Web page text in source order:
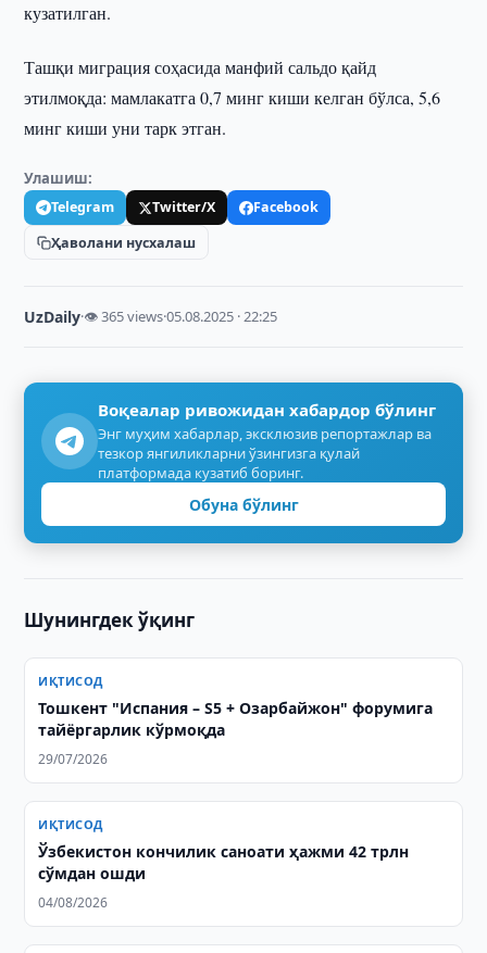
кузатилган.
Ташқи миграция соҳасида манфий сальдо қайд
этилмоқда: мамлакатга 0,7 минг киши келган бўлса, 5,6
минг киши уни тарк этган.
Улашиш:
Telegram Twitter/X
Facebook
Ҳаволани нусхалаш
UzDaily·👁 365 views·05.08.2025 · 22:25
Воқеалар ривожидан хабардор бўлинг
Энг муҳим хабарлар, эксклюзив репортажлар ва
тезкор янгиликларни ўзингизга қулай
платформада кузатиб боринг.
Обуна бўлинг
Шунингдек ўқинг
ИҚТИСОД
Тошкент "Испания – S5 + Озарбайжон" форумига
тайёргарлик кўрмоқда
29/07/2026
ИҚТИСОД
Ўзбекистон кончилик саноати ҳажми 42 трлн
сўмдан ошди
04/08/2026